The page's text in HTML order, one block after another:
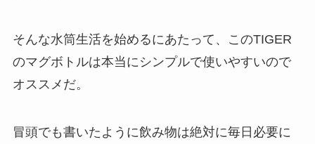
そんな水筒生活を始めるにあたって、このTIGER
のマグボトルは本当にシンプルで使いやすいので
オススメだ。
冒頭でも書いたように飲み物は絶対に毎日必要に